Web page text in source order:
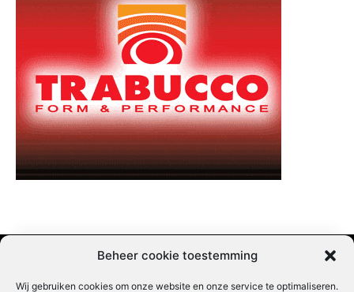
Beheer cookie toestemming
Wij gebruiken cookies om onze website en onze service te optimaliseren.